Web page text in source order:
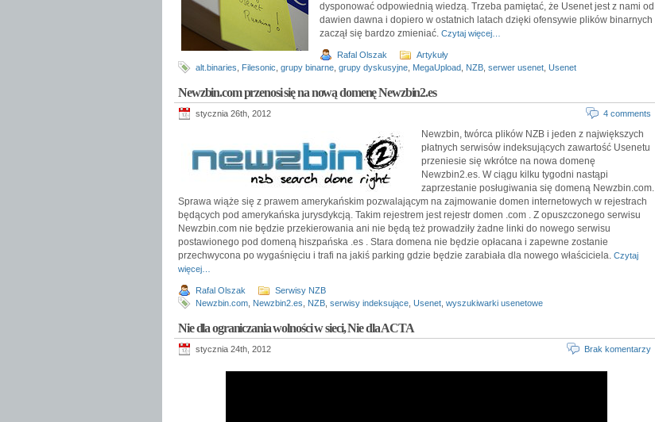
dysponować odpowiednią wiedzą. Trzeba pamiętać, że Usenet jest z nami od
dawien dawna i dopiero w ostatnich latach dzięki ofensywie plików binarnych
zaczął się bardzo zmieniać. Czytaj więcej…
Rafal Olszak
Artykuły
alt.binaries
Filesonic grupy binarne grupy dyskusyjne MegaUpload NZB serwer usenet Usenet
Newzbin.com przenosi się na nową domenę Newzbin2.es
stycznia 26th, 2012 4 comments
Newzbin, twórca plików NZB i jeden z największych
płatnych serwisów indeksujących zawartość Usenetu
przeniesie się wkrótce na nowa domenę
Newzbin2.es. W ciągu kilku tygodni nastąpi
zaprzestanie posługiwania się domeną Newzbin.com.
Sprawa wiąże się z prawem amerykańskim pozwalającym na zajmowanie domen internetowych w rejestrach
będących pod amerykańska jurysdykcją. Takim rejestrem jest rejestr domen .com . Z opuszczonego serwisu
Newzbin.com nie będzie przekierowania ani nie będą też prowadziły żadne linki do nowego serwisu
postawionego pod domeną hiszpańska .es . Stara domena nie będzie opłacana i zapewne zostanie
przechwycona po wygaśnięciu i trafi na jakiś parking gdzie będzie zarabiała dla nowego właściciela. Czytaj
więcej…
Rafal Olszak
Serwisy NZB
Newzbin.com Newzbin2.es NZB serwisy indeksujące Usenet wyszukiwarki usenetowe
Nie dla ograniczania wolności w sieci, Nie dla ACTA
stycznia 24th, 2012 Brak komentarzy